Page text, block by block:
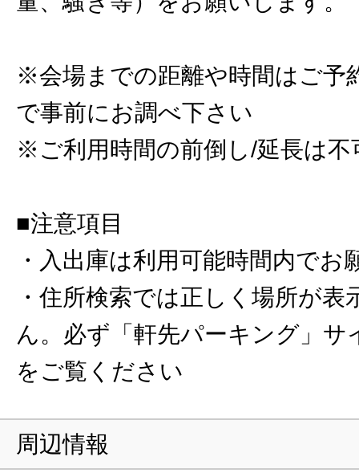
※会場までの距離や時間はご予
で事前にお調べ下さい
※ご利用時間の前倒し/延長は不
■注意項目
・入出庫は利用可能時間内でお
・住所検索では正しく場所が表
ん。必ず「軒先パーキング」サ
をご覧ください
周辺情報